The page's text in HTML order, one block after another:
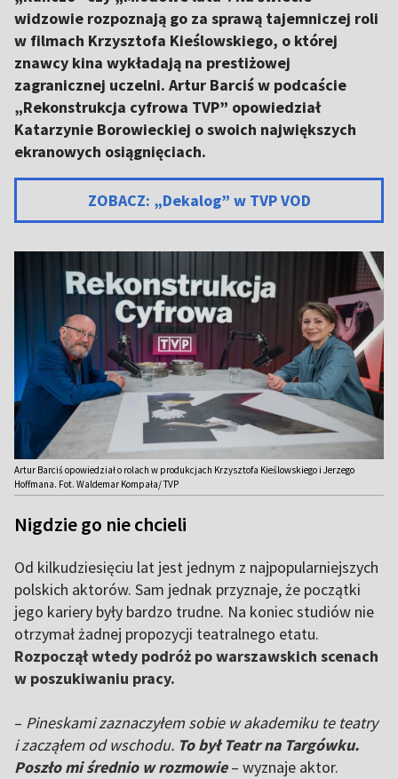
widzowie rozpoznają go za sprawą tajemniczej roli
w filmach Krzysztofa Kieślowskiego, o której
znawcy kina wykładają na prestiżowej
zagranicznej uczelni. Artur Barciś w podcaście
„Rekonstrukcja cyfrowa TVP” opowiedział
Katarzynie Borowieckiej o swoich największych
ekranowych osiągnięciach.
ZOBACZ: „Dekalog” w TVP VOD
Artur Barciś opowiedział o rolach w produkcjach Krzysztofa Kieślowskiego i Jerzego
Hoffmana. Fot. Waldemar Kompała/ TVP
Nigdzie go nie chcieli
Od kilkudziesięciu lat jest jednym z najpopularniejszych
polskich aktorów. Sam jednak przyznaje, że początki
jego kariery były bardzo trudne. Na koniec studiów nie
otrzymał żadnej propozycji teatralnego etatu.
Rozpoczął wtedy podróż po warszawskich scenach
w poszukiwaniu pracy.
– Pineskami zaznaczyłem sobie w akademiku te teatry
i zacząłem od wschodu. To był Teatr na Targówku.
Poszło mi średnio w rozmowie– wyznaje aktor.